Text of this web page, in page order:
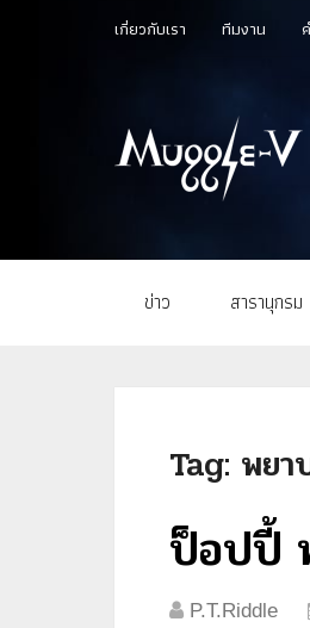
เกี่ยวกับเรา ทีมงาน
ข่าว สารานุกรม
Tag: พยา
ป็อปปี้
P.T.Riddle